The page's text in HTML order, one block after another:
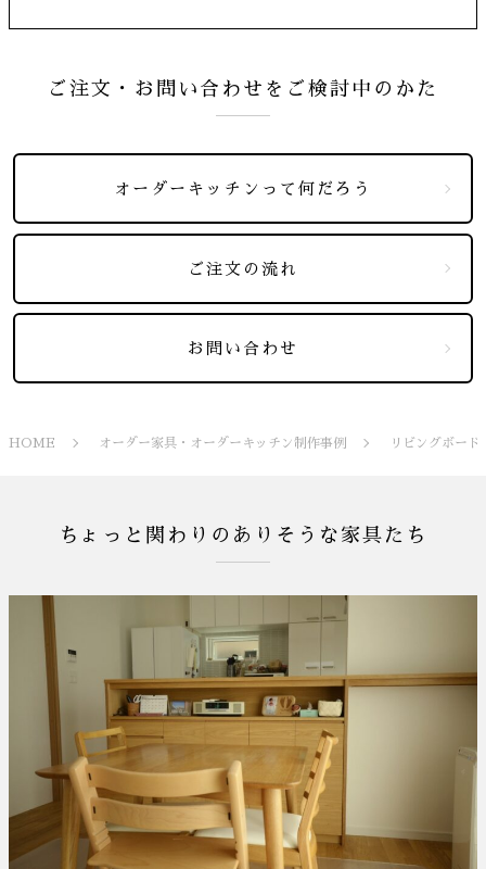
ご注文・お問い合わせをご検討中のかた
オーダーキッチンって何だろう
ご注文の流れ
お問い合わせ
HOME オーダー家具・オーダーキッチン制作事例 リビングボー
ちょっと関わりのありそうな家具たち